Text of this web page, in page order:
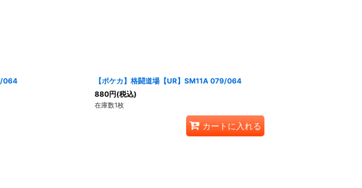
064
【ポケカ】格闘道場【UR】SM11A 079/064
880円(税込)
在庫数1枚
カートに入れる